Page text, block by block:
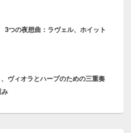
つの夜想曲：ラヴェル、ホイット
ヴィオラとハープのための三重奏